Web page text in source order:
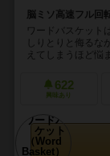
脳ミソ高速フル回
ワードバスケット
しりとりと侮る
えてしまうほど悩
622
興味あり